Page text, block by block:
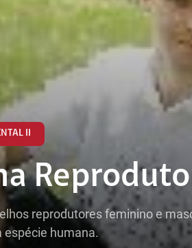
II
reprodutores feminino e
espécie humana.